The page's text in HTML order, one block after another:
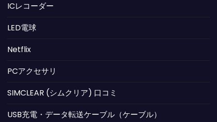
ICレコーダー
LED電球
Netflix
PCアクセサリ
SIMCLEAR (シムクリア) 口コミ
USB充電・データ転送ケーブル（ケーブル）